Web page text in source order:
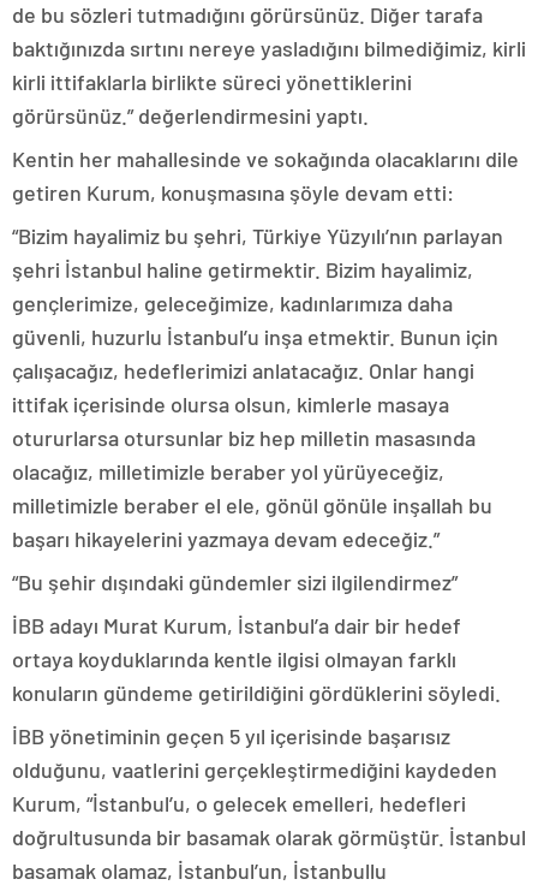
de bu sözleri tutmadığını görürsünüz. Diğer tarafa
baktığınızda sırtını nereye yasladığını bilmediğimiz, kirli
kirli ittifaklarla birlikte süreci yönettiklerini
görürsünüz.” değerlendirmesini yaptı.
Kentin her mahallesinde ve sokağında olacaklarını dile
getiren Kurum, konuşmasına şöyle devam etti:
“Bizim hayalimiz bu şehri, Türkiye Yüzyılı’nın parlayan
şehri İstanbul haline getirmektir. Bizim hayalimiz,
gençlerimize, geleceğimize, kadınlarımıza daha
güvenli, huzurlu İstanbul’u inşa etmektir. Bunun için
çalışacağız, hedeflerimizi anlatacağız. Onlar hangi
ittifak içerisinde olursa olsun, kimlerle masaya
otururlarsa otursunlar biz hep milletin masasında
olacağız, milletimizle beraber yol yürüyeceğiz,
milletimizle beraber el ele, gönül gönüle inşallah bu
başarı hikayelerini yazmaya devam edeceğiz.”
“Bu şehir dışındaki gündemler sizi ilgilendirmez”
İBB adayı Murat Kurum, İstanbul’a dair bir hedef
ortaya koyduklarında kentle ilgisi olmayan farklı
konuların gündeme getirildiğini gördüklerini söyledi.
İBB yönetiminin geçen 5 yıl içerisinde başarısız
olduğunu, vaatlerini gerçekleştirmediğini kaydeden
Kurum, “İstanbul’u, o gelecek emelleri, hedefleri
doğrultusunda bir basamak olarak görmüştür. İstanbul
basamak olamaz, İstanbul’un, İstanbullu